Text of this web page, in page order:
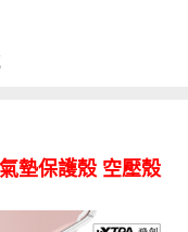
墊保護殼 空壓殼